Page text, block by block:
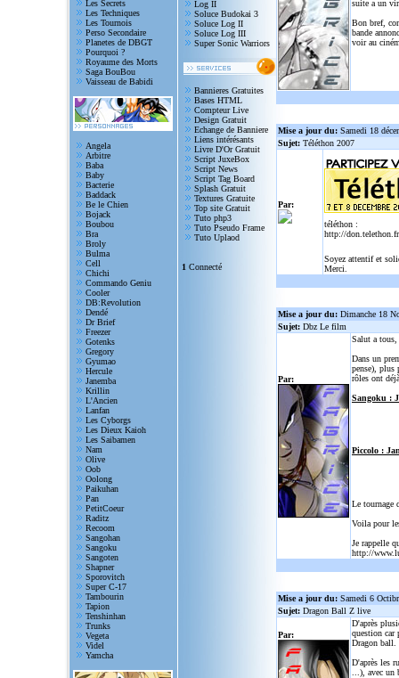
Les Secrets
Les Techniques
Les Tournois
Perso Secondaire
Planetes de DBGT
Pourquoi ?
Royaume des Morts
Saga BouBou
Vaisseau de Babidi
Angela
Arbitre
Baba
Baby
Bacterie
Baddack
Be le Chien
Bojack
Boubou
Bra
Broly
Bulma
Cell
Chichi
Commando Geniu
Cooler
DB:Revolution
Dendé
Dr Brief
Freezer
Gotenks
Gregory
Gyumao
Hercule
Janemba
Krillin
L'Ancien
Lanfan
Les Cyborgs
Les Dieux Kaioh
Les Saibamen
Nam
Olive
Oob
Oolong
Paikuhan
Pan
PetitCoeur
Raditz
Recoom
Sangohan
Sangoku
Sangoten
Shapner
Sporovitch
Super C-17
Tambourin
Tapion
Tenshinhan
Trunks
Vegeta
Videl
Yamcha
Log II
Soluce Budokai 3
Soluce Log II
Soluce Log III
Super Sonic Warriors
Bannieres Gratuites
Bases HTML
Compteur Live
Design Gratuit
Echange de Banniere
Liens intérésants
Livre D'Or Gratuit
Script JuxeBox
Script News
Script Tag Board
Splash Gratuit
Textures Gratuite
Top site Gratuit
Tuto php3
Tuto Pseudo Frame
Tuto Uplaod
1 Connecté
suite a un
Bon bref,
bande
voir au
Mise a jour du: Samedi 18
Sujet: Téléthon 2007
Par:
téléthon :
http://
Soyez attentif et
Merci.
Mise a jour du: Dimanche 18
Sujet: Dbz Le film
Par:
Salut a
Dans un
pense), plus
rôles ont
Sangoku :
Piccolo :
Le tournage
Voila pour
Je rappelle
http://
Mise a jour du: Samedi 6
Sujet: Dragon Ball Z live
Par:
D'après
question car
Dragon ball.
D'après les
...), avec